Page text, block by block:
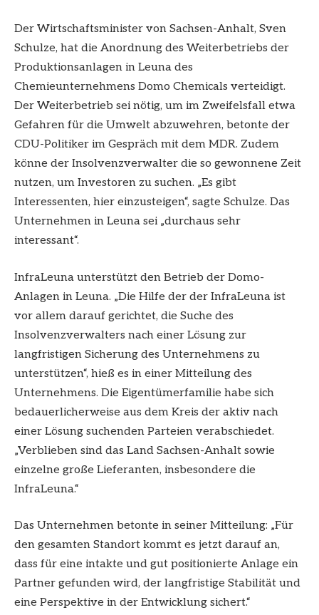
Der Wirtschaftsminister von Sachsen-Anhalt, Sven
Schulze, hat die Anordnung des Weiterbetriebs der
Produktionsanlagen in Leuna des
Chemieunternehmens Domo Chemicals verteidigt.
Der Weiterbetrieb sei nötig, um im Zweifelsfall etwa
Gefahren für die Umwelt abzuwehren, betonte der
CDU-Politiker im Gespräch mit dem MDR. Zudem
könne der Insolvenzverwalter die so gewonnene Zeit
nutzen, um Investoren zu suchen. „Es gibt
Interessenten, hier einzusteigen“, sagte Schulze. Das
Unternehmen in Leuna sei „durchaus sehr
interessant“.
InfraLeuna unterstützt den Betrieb der Domo-
Anlagen in Leuna. „Die Hilfe der der InfraLeuna ist
vor allem darauf gerichtet, die Suche des
Insolvenzverwalters nach einer Lösung zur
langfristigen Sicherung des Unternehmens zu
unterstützen“, hieß es in einer Mitteilung des
Unternehmens. Die Eigentümerfamilie habe sich
bedauerlicherweise aus dem Kreis der aktiv nach
einer Lösung suchenden Parteien verabschiedet.
„Verblieben sind das Land Sachsen-Anhalt sowie
einzelne große Lieferanten, insbesondere die
InfraLeuna.“
Das Unternehmen betonte in seiner Mitteilung: „Für
den gesamten Standort kommt es jetzt darauf an,
dass für eine intakte und gut positionierte Anlage ein
Partner gefunden wird, der langfristige Stabilität und
eine Perspektive in der Entwicklung sichert.“